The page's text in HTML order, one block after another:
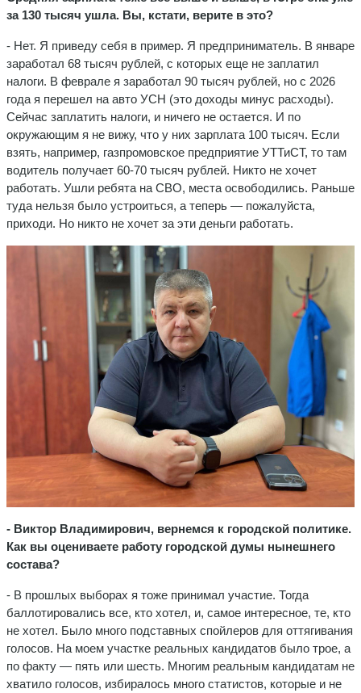
за 130 тысяч ушла. Вы, кстати, верите в это?
- Нет. Я приведу себя в пример. Я предприниматель. В январе
заработал 68 тысяч рублей, с которых еще не заплатил
налоги. В феврале я заработал 90 тысяч рублей, но с 2026
года я перешел на авто УСН (это доходы минус расходы).
Сейчас заплатить налоги, и ничего не остается. И по
окружающим я не вижу, что у них зарплата 100 тысяч. Если
взять, например, газпромовское предприятие УТТиСТ, то там
водитель получает 60-70 тысяч рублей. Никто не хочет
работать. Ушли ребята на СВО, места освободились. Раньше
туда нельзя было устроиться, а теперь — пожалуйста,
приходи. Но никто не хочет за эти деньги работать.
- Виктор Владимирович, вернемся к городской политике.
Как вы оцениваете работу городской думы нынешнего
состава?
- В прошлых выборах я тоже принимал участие. Тогда
баллотировались все, кто хотел, и, самое интересное, те, кто
не хотел. Было много подставных спойлеров для оттягивания
голосов. На моем участке реальных кандидатов было трое, а
по факту — пять или шесть. Многим реальным кандидатам не
хватило голосов, избиралось много статистов, которые и не